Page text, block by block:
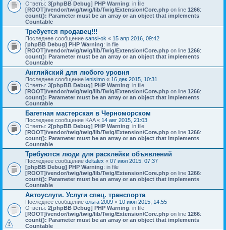
Ответы: 3[phpBB Debug] PHP Warning: in file
[ROOT]/vendor/twig/twig/lib/Twig/Extension/Core.php on line 1266:
count(): Parameter must be an array or an object that implements
Countable
Требуется продавец!!!
Последнее сообщение sansi-ok « 15 апр 2016, 09:42
[phpBB Debug] PHP Warning: in file
[ROOT]/vendor/twig/twig/lib/Twig/Extension/Core.php on line 1266:
count(): Parameter must be an array or an object that implements
Countable
Английский для любого уровня
Последнее сообщение lenisimo « 16 дек 2015, 10:31
Ответы: 3[phpBB Debug] PHP Warning: in file
[ROOT]/vendor/twig/twig/lib/Twig/Extension/Core.php on line 1266:
count(): Parameter must be an array or an object that implements
Countable
Багетная мастерская в Черноморском
Последнее сообщение KAA« 14 авг 2015, 21:03
Ответы: 2[phpBB Debug] PHP Warning: in file
[ROOT]/vendor/twig/twig/lib/Twig/Extension/Core.php on line 1266:
count(): Parameter must be an array or an object that implements
Countable
Требуются люди для расклейки объявлений
Последнее сообщение deltalex « 07 июл 2015, 07:37
[phpBB Debug] PHP Warning: in file
[ROOT]/vendor/twig/twig/lib/Twig/Extension/Core.php on line 1266:
count(): Parameter must be an array or an object that implements
Countable
Автоуслуги. Услуги спец. транспорта
Последнее сообщение ольга 2009 « 10 июн 2015, 14:55
Ответы: 2[phpBB Debug] PHP Warning: in file
[ROOT]/vendor/twig/twig/lib/Twig/Extension/Core.php on line 1266:
count(): Parameter must be an array or an object that implements
Countable